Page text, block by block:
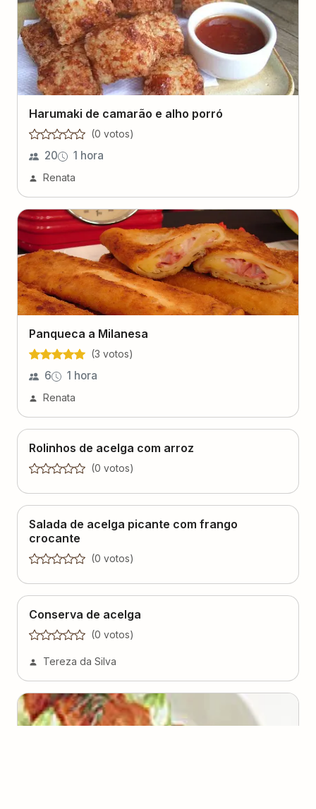
Harumaki de camarão e alho porró
(0 votos)
20 1 hora
Renata
Panqueca a Milanesa
(3 votos)
6 1 hora
Renata
Rolinhos de acelga com arroz
(0 votos)
Salada de acelga picante com frango
crocante
(0 votos)
Conserva de acelga
(0 votos)
Tereza da Silva